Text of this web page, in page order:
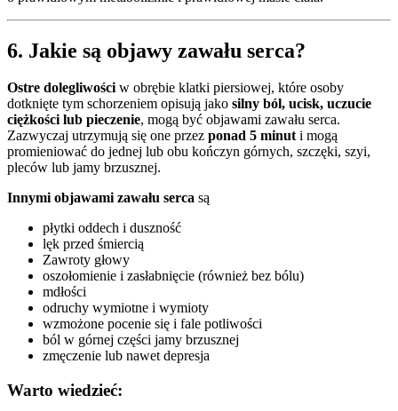
6. Jakie są objawy zawału serca?
Ostre dolegliwościw obrębie klatki piersiowej, które osoby
dotknięte tym schorzeniem opisują jako silny ból, ucisk, uczucie
ciężkości lub pieczenie, mogą być objawami zawału serca.
Zazwyczaj utrzymują się one przez ponad 5 minuti mogą
promieniować do jednej lub obu kończyn górnych, szczęki, szyi,
pleców lub jamy brzusznej.
Innymi objawami zawału serca są
płytki oddech i duszność
lęk przed śmiercią
Zawroty głowy
oszołomienie i zasłabnięcie (również bez bólu)
mdłości
odruchy wymiotne i wymioty
wzmożone pocenie się i fale potliwości
ból w górnej części jamy brzusznej
zmęczenie lub nawet depresja
Warto wiedzieć: